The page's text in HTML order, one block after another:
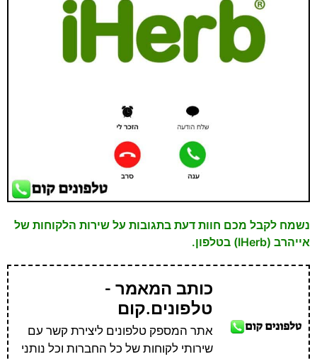
נשמח לקבל מכם חוות דעת בתגובות על שירות הלקוחות של
אייהרב (IHerb) בטלפון.
כותב המאמר -
טלפונים.קום
אתר המספק טלפונים ליצירת קשר עם
שירותי לקוחות של כל החברות וכל נותני